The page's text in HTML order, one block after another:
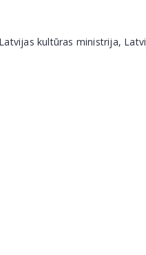
kultūras ministrija,